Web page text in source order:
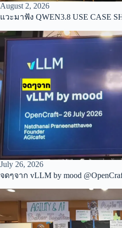
August 2, 2026
แวะมาฟัง QWEN3.8 USE CASE
July 26, 2026
จดๆจาก vLLM by mood